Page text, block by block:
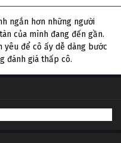
ngắn hơn những người
của mình đang đến gần.
yêu để cô ấy dễ dàng bước
đánh giá thấp cô.